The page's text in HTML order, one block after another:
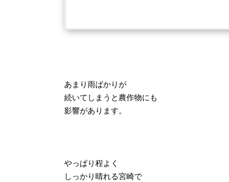
あまり雨ばかりが
続いてしまうと農作物にも
影響があります。
やっぱり程よく
しっかり晴れる宮崎で